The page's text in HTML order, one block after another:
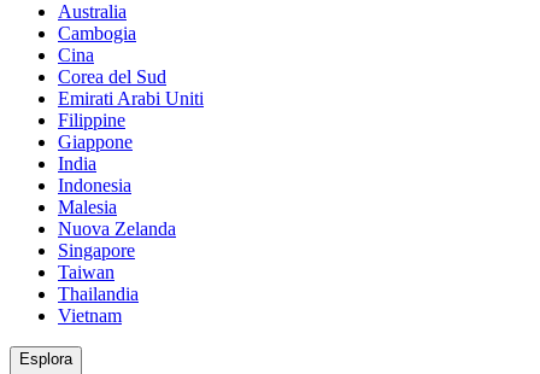
Australia
Cambogia
Cina
Corea del Sud
Emirati Arabi Uniti
Filippine
Giappone
India
Indonesia
Malesia
Nuova Zelanda
Singapore
Taiwan
Thailandia
Vietnam
Esplora